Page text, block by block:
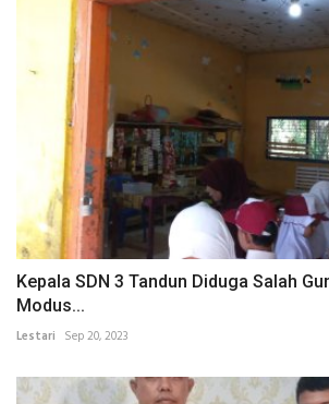
Kepala SDN 3 Tandun Diduga Salah
Modus...
Lestari Sep 20, 2023